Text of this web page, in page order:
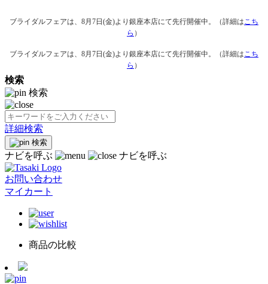
ブライダルフェアは、8月7日(金)より銀座本店にて先行開催中。（詳細はこち
ら ）
ブライダルフェアは、8月7日(金)より銀座本店にて先行開催中。（詳細はこち
ら ）
検索
検索
詳細検索
検索
ナビを呼ぶ ナビを呼ぶ
お問い合わせ
マイカート
商品の比較